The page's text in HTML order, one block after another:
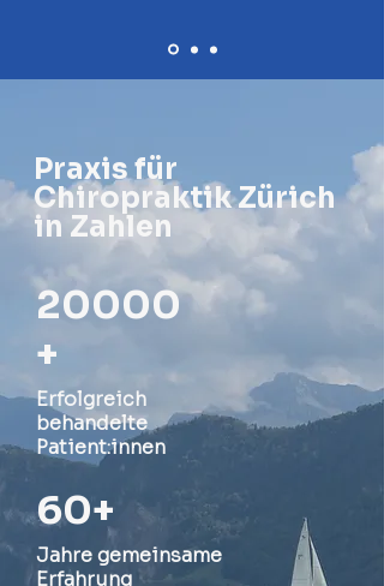
Praxis für
Chiropraktik Zürich
in Zahlen
20000
+
Erfolgreich
behandelte
Patient:innen
60+
Jahre gemeinsame
Erfahrung